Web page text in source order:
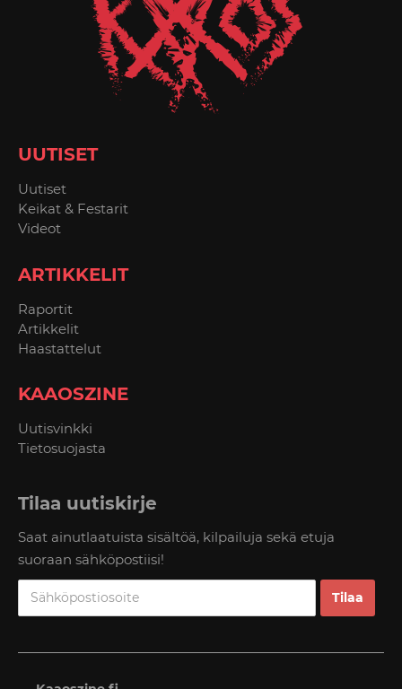
UUTISET
Uutiset
Keikat & Festarit
Videot
ARTIKKELIT
Raportit
Artikkelit
Haastattelut
KAAOSZINE
Uutisvinkki
Tietosuojasta
Tilaa uutiskirje
Saat ainutlaatuista sisältöä, kilpailuja sekä etuja
suoraan sähköpostiisi!